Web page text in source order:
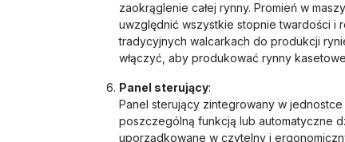
zaokrąglenie całej rynny. Promień w
uwzględnić wszystkie stopnie twardości i
tradycyjnych walcarkach do produkcji
włączyć, aby produkować rynny
Panel sterujący:
Panel sterujący zintegrowany w
poszczególną funkcją lub automatyczne
uporządkowane w czytelny i